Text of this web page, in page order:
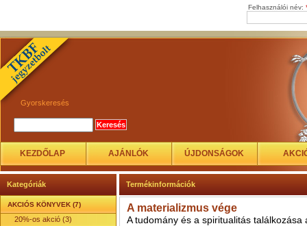
Felhasználói név:
Gyorskeresés
KEZDŐLAP AJÁNLÓK ÚJDONSÁGOK
Kategóriák
AKCIÓS KÖNYVEK (7)
20%-os akció (3)
Termékinformációk
A materializmus vége
A tudomány és a spiritualitás